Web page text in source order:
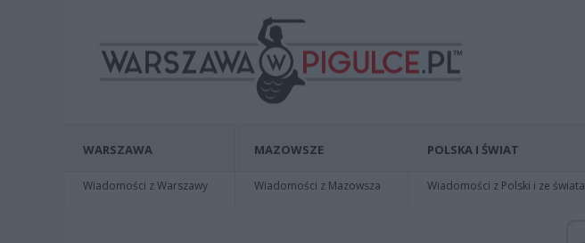
WARSZAWA
Wiadomości z Warszawy
MAZOWSZE
Wiadomości z Mazowsza
POLSKA I ŚWIAT
Wiadomości z Polski i ze świata